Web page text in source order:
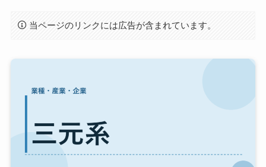
当ページのリンクには広告が含まれています。